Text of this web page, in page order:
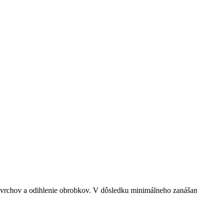
a odihlenie obrobkov. V dôsledku minimálneho